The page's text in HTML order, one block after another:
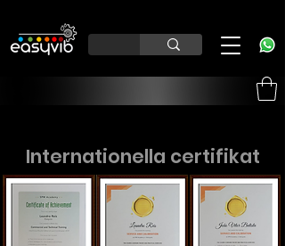
Internationella certifikat